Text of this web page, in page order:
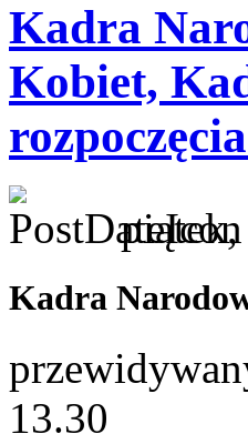
Kadra
Kobiet,
Kadra
13.30